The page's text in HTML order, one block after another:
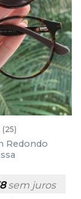
(25)
Redondo
sem juros